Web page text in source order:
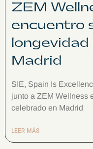
ZEM
encuentro
Madrid
SIE, Spain Is
junto a ZEM Wellness
celebrado en Madrid
LEER MÁS